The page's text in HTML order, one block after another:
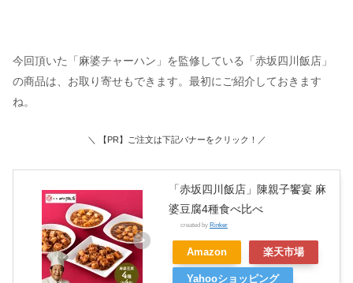
今回頂いた「麻婆チャーハン」を監修している「赤坂四川飯店」
の商品は、お取り寄せもできます。最初にご紹介しておきます
ね。
＼ 【PR】ご注文は下記バナーをクリック！／
「赤坂四川飯店」陳親子饗宴 麻
婆豆腐4種食べ比べ
created by Rinker
Amazon 楽天市場
Yahooショッピング